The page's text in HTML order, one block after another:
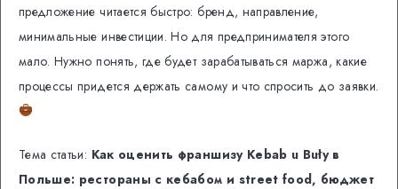
предложение читается быстро: бренд, направление,
минимальные инвестиции. Но для предпринимателя этого
мало. Нужно понять, где будет зарабатываться маржа, какие
процессы придется держать самому и что спросить до заявки.
Тема статьи: Как оценить франшизу Kebab u Buły в
Польше: рестораны с кебабом и street food, бюджет